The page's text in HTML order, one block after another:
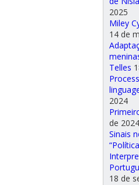
2025
Miley
14 de
Telles
2024
de 2024
Sinais
18 de